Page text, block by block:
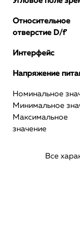
Относительное
отверстие D/f'
Интерфейс
Напряжение
Номинальное
Минимальное
Максимальное
значение
Все